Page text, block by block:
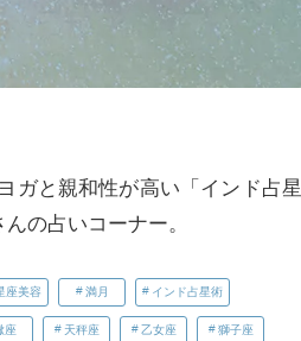
ガと親和性が高い「インド占星
の占いコーナー。
座美容 満月 インド占星術
座 天秤座 乙女座 獅子座